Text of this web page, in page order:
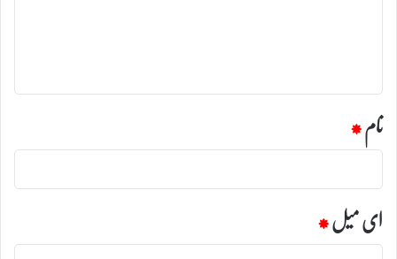
نام*
ای میل*